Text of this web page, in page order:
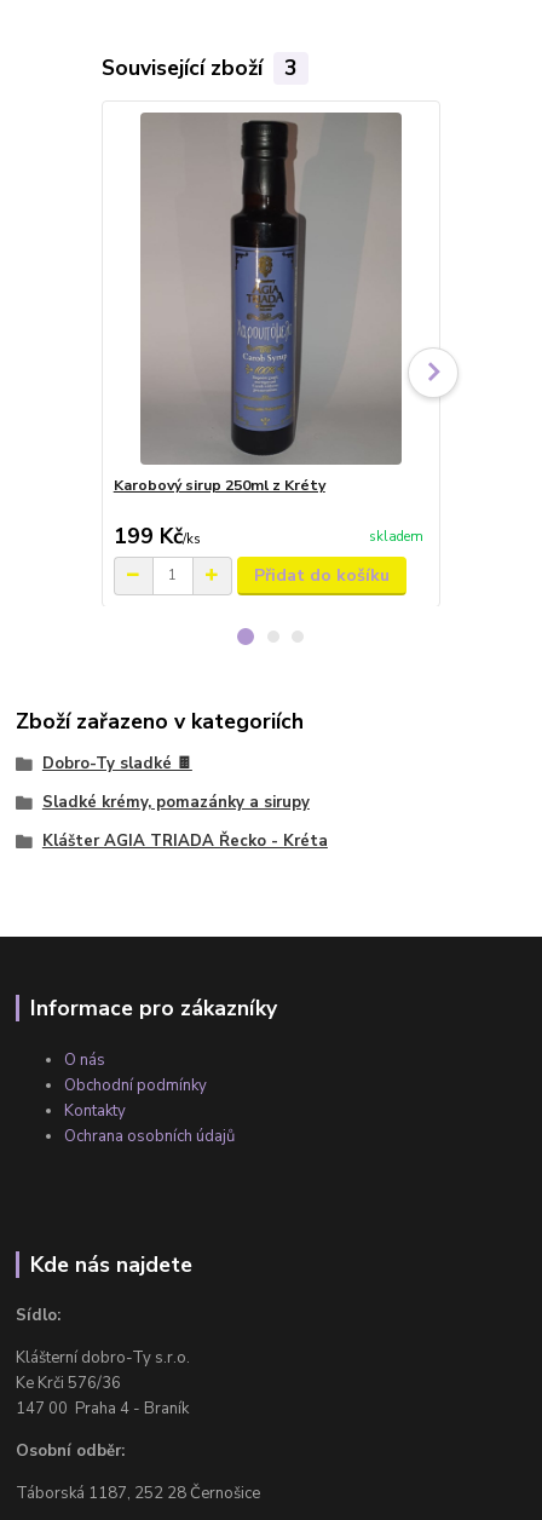
Související zboží 3
Karobový sirup 250ml z Kréty
199 Kč/ks skladem
Přidat do košíku
Zboží zařazeno v kategoriích
Dobro-Ty sladké 🍫
Sladké krémy, pomazánky a sirupy
Klášter AGIA TRIADA Řecko - Kréta
Informace pro zákazníky
O nás
Obchodní podmínky
Kontakty
Ochrana osobních údajů
Kde nás najdete
Sídlo:
Klášterní dobro-Ty s.r.o.
Ke Krči 576/36
147 00 Praha 4 - Braník
Osobní odběr:
Táborská 1187, 252 28 Černošice